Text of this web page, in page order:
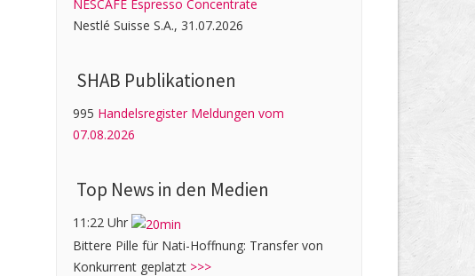
NESCAFÉ Espresso Concentrate
Nestlé Suisse S.A., 31.07.2026
SHAB Publi­kati­onen
995 Handelsregister Meldungen vom
07.08.2026
Top News in den Medien
11:22 Uhr
Bittere Pille für Nati-Hoffnung: Transfer von
Konkurrent geplatzt >>>